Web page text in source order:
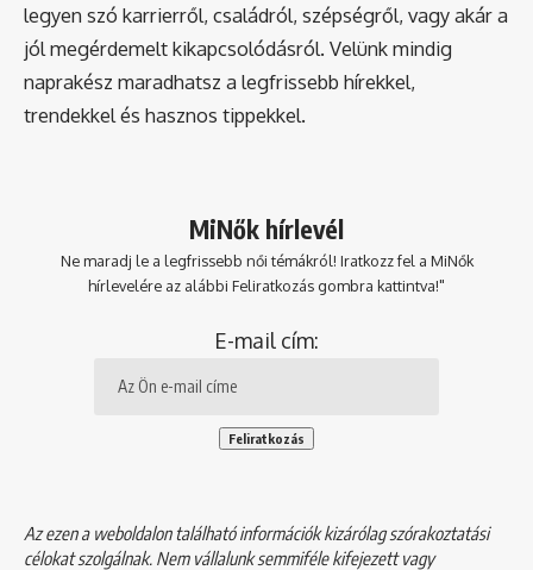
legyen szó karrierről, családról, szépségről, vagy akár a
jól megérdemelt kikapcsolódásról. Velünk mindig
naprakész maradhatsz a legfrissebb hírekkel,
trendekkel és hasznos tippekkel.
MiNők hírlevél
Ne maradj le a legfrissebb női témákról! Iratkozz fel a MiNők
hírlevelére az alábbi Feliratkozás gombra kattintva!"
E-mail cím:
Az ezen a weboldalon található információk kizárólag szórakoztatási
célokat szolgálnak. Nem vállalunk semmiféle kifejezett vagy